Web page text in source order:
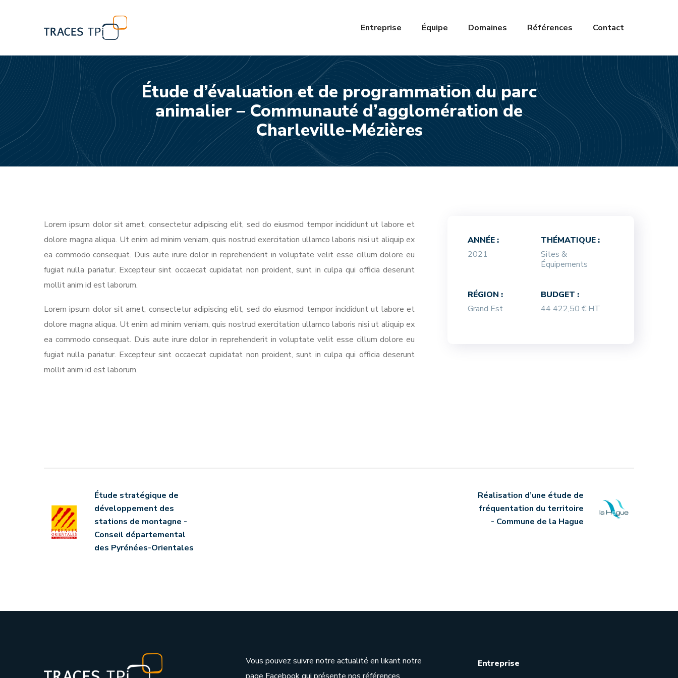
Entreprise Équipe Domaines Références Contact
Étude d’évaluation et de programmation du parc
animalier – Communauté d’agglomération de
Charleville-Mézières
Lorem ipsum dolor sit amet, consectetur adipiscing elit, sed do eiusmod tempor incididunt ut labore et
dolore magna aliqua. Ut enim ad minim veniam, quis nostrud exercitation ullamco laboris nisi ut aliquip ex
ea commodo consequat. Duis aute irure dolor in reprehenderit in voluptate velit esse cillum dolore eu
fugiat nulla pariatur. Excepteur sint occaecat cupidatat non proident, sunt in culpa qui officia deserunt
mollit anim id est laborum.
Lorem ipsum dolor sit amet, consectetur adipiscing elit, sed do eiusmod tempor incididunt ut labore et
dolore magna aliqua. Ut enim ad minim veniam, quis nostrud exercitation ullamco laboris nisi ut aliquip ex
ea commodo consequat. Duis aute irure dolor in reprehenderit in voluptate velit esse cillum dolore eu
fugiat nulla pariatur. Excepteur sint occaecat cupidatat non proident, sunt in culpa qui officia deserunt
mollit anim id est laborum.
ANNÉE :
2021
THÉMATIQUE :
Sites &
Équipements
RÉGION :
Grand Est
BUDGET :
44 422,50 € HT
Étude stratégique de
développement des
stations de montagne -
Conseil départemental
des Pyrénées-Orientales
Réalisation d’une étude de
fréquentation du territoire
- Commune de la Hague
Vous pouvez suivre notre actualité en likant notre
Entreprise